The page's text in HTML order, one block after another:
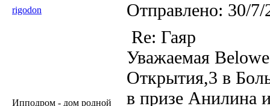
rigodon Отправлено: 30/
Ипподром - дом родной
Re: Гаяр
Уважаемая
Открытия,3 в
в призе Анилина